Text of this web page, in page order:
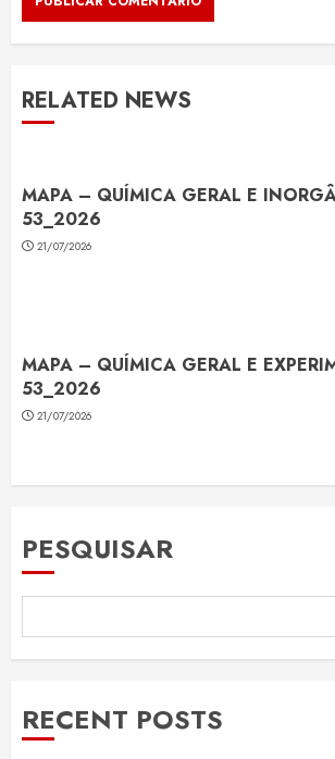
RELATED NEWS
MAPA – QUÍMICA GERAL E
53_2026
21/07/2026
MAPA – QUÍMICA GERAL E
53_2026
21/07/2026
PESQUISAR
RECENT POSTS